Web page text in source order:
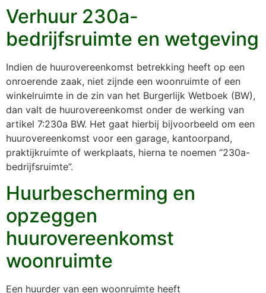
Verhuur 230a-
bedrijfsruimte en wetgeving
Indien de huurovereenkomst betrekking heeft op een
onroerende zaak, niet zijnde een woonruimte of een
winkelruimte in de zin van het Burgerlijk Wetboek (BW),
dan valt de huurovereenkomst onder de werking van
artikel 7:230a BW. Het gaat hierbij bijvoorbeeld om een
huurovereenkomst voor een garage, kantoorpand,
praktijkruimte of werkplaats, hierna te noemen “230a-
bedrijfsruimte”.
Huurbescherming en
opzeggen
huurovereenkomst
woonruimte
Een huurder van een woonruimte heeft